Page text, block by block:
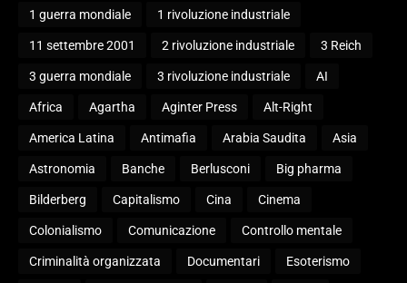
1 guerra mondiale 1 rivoluzione industriale
11 settembre 2001 2 rivoluzione industriale 3 Reich
3 guerra mondiale 3 rivoluzione industriale AI
Africa Agartha Aginter Press Alt-Right
America Latina Antimafia Arabia Saudita Asia
Astronomia Banche Berlusconi Big pharma
Bilderberg Capitalismo Cina Cinema
Colonialismo Comunicazione Controllo mentale
Criminalità organizzata Documentari Esoterismo